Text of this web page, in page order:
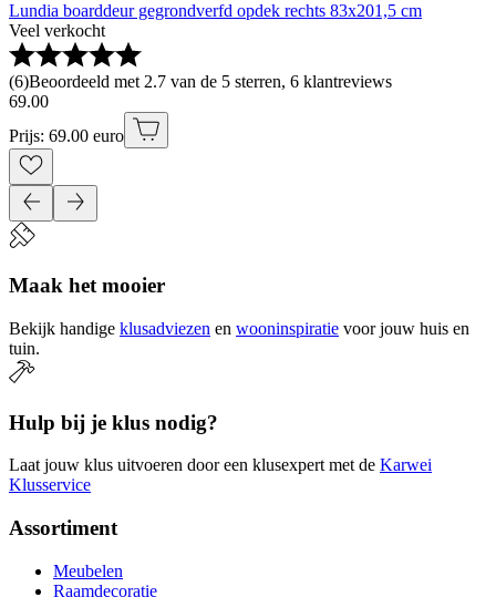
Lundia boarddeur gegrondverfd opdek rechts 83x201,5 cm
Veel verkocht
(6)Beoordeeld met 2.7 van de 5 sterren, 6 klantreviews
69.00
Prijs: 69.00 euro
Maak het mooier
Bekijk handige klusadviezen en wooninspiratie voor jouw huis en
tuin.
Hulp bij je klus nodig?
Laat jouw klus uitvoeren door een klusexpert met de Karwei
Klusservice
Assortiment
Meubelen
Raamdecoratie